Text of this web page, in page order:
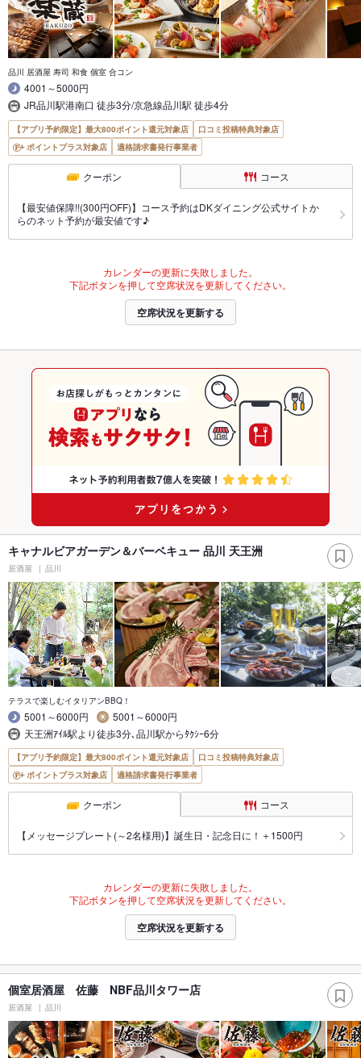
品川 居酒屋 寿司 和食 個室 合コン
4001～5000円
JR品川駅港南口 徒歩3分/京急線品川駅 徒歩4分
【アプリ予約限定】最大800ポイント還元対象店
口コミ投稿特典対象店
ポイントプラス対象店
適格請求書発行事業者
クーポン コース
【最安値保障!!(300円OFF)】コース予約はDKダイニング公式サイトか
らのネット予約が最安値です♪
カレンダーの更新に失敗しました。
下記ボタンを押して空席状況を更新してください。
空席状況を更新する
キャナルビアガーデン＆バーベキュー 品川 天王洲
居酒屋 品川
テラスで楽しむイタリアンBBQ！
5001～6000円
5001～6000円
天王洲ｱｲﾙ駅より徒歩3分､品川駅からﾀｸｼｰ6分
【アプリ予約限定】最大800ポイント還元対象店
口コミ投稿特典対象店
ポイントプラス対象店
適格請求書発行事業者
クーポン コース
【メッセージプレート(～2名様用)】誕生日・記念日に！＋1500円
カレンダーの更新に失敗しました。
下記ボタンを押して空席状況を更新してください。
空席状況を更新する
個室居酒屋 佐藤 NBF品川タワー店
居酒屋 品川